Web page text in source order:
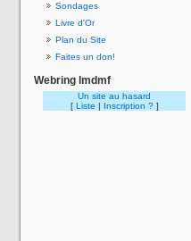
Sondages
Livre d'Or
Plan du Site
Faites un don!
Webring lmdmf
Un site au hasard
[ Liste | Inscription ? ]